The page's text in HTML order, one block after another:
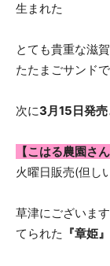
「さ
生まれた
とても貴重な滋
たたまごサンド
次に3月15日発売
【こはる農園さ
火曜日販売(但し
草津にございます
てられた 『章姫』